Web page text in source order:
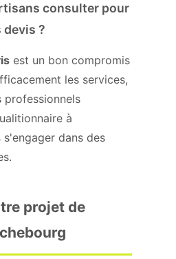
consulter pour
devis ?
est un bon compromis
les services,
professionnels
à
s'engager dans des
projet de